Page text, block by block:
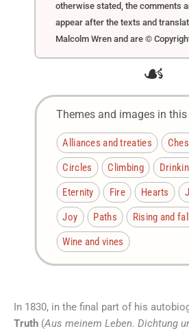
otherwise stated, the comments
appear after the texts and
Malcolm Wren and are ©
☙
Themes and images in this
Alliances and treaties
Circles
Climbing
Eternity
Fire Hearts
Joy
Paths
Rising and
Wine and vines
In 1830, in the final part of his
Truth (Aus meinem Leben. Dichtung